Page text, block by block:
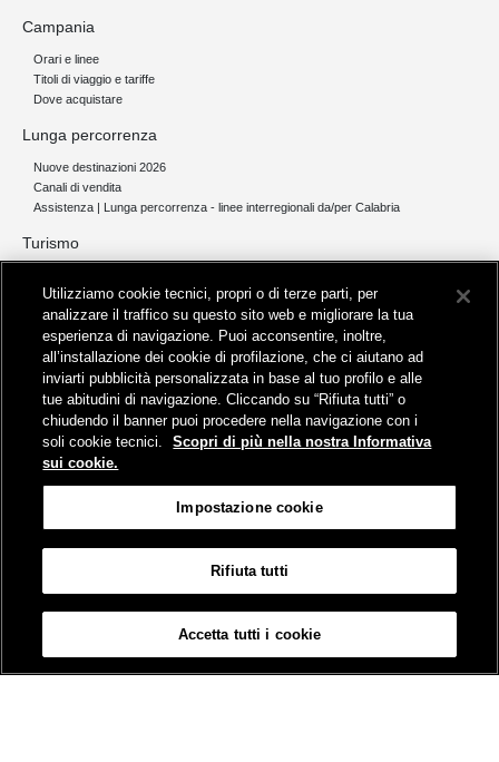
Campania
Orari e linee
Titoli di viaggio e tariffe
Dove acquistare
Lunga percorrenza
Nuove destinazioni 2026
Canali di vendita
Assistenza | Lunga percorrenza - linee interregionali da/per Calabria
Turismo
Servizi per aeroporti
Servizi di noleggio con conducente
Servizio di navigazione sul Lago Trasimeno
News e comunicati stampa
Comunicati stampa
Busitalia – Sita Nord
, Gruppo FS Italiane, è attiva nei servizi di
trasporto locale in Italia ed all'estero, che gestisce direttamente o
attraverso società controllate.
Viale Fratelli Rosselli, 80 - 50123 Firenze
© Gruppo FS Italiane 2019
Protezione dati personali
Partita Iva Busitalia - Sita Nord S.r.l. 06473721006
Utilizziamo cookie tecnici, propri o di terze parti, per
analizzare il traffico su questo sito web e migliorare la tua
esperienza di navigazione. Puoi acconsentire, inoltre,
all’installazione dei cookie di profilazione, che ci aiutano ad
inviarti pubblicità personalizzata in base al tuo profilo e alle
tue abitudini di navigazione. Cliccando su “Rifiuta tutti” o
chiudendo il banner puoi procedere nella navigazione con i
soli cookie tecnici.
Scopri di più nella nostra Informativa
sui cookie.
Impostazione cookie
Rifiuta tutti
Accetta tutti i cookie